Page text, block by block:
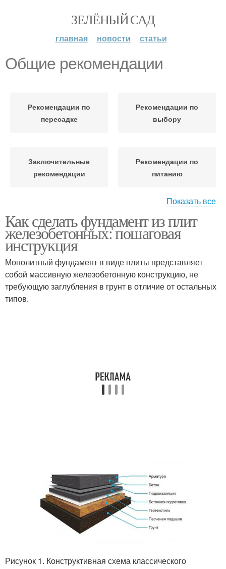
ЗЕЛЁНЫЙ САД
главная новости статьи
Общие рекомендации
Рекомендации по
пересадке
Рекомендации по
выбору
Заключительные
рекомендации
Рекомендации по
питанию
Рекомендации по
лечению
Показать все
Как сделать фундамент из плит
железобетонных: пошаговая
инструкция
Монолитный фундамент в виде плиты представляет
собой массивную железобетонную конструкцию, не
требующую заглубления в грунт в отличие от остальных
типов.
Рисунок 1. Конструктивная схема классического